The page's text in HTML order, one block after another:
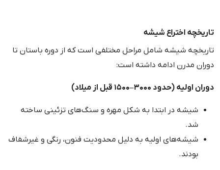
تاریخچه اختراع شیشه
تاریخچه شیشه شامل مراحل مختلفی است که از دوره باستان تا
دوران مدرن ادامه داشته است:
دوران اولیه (حدود ۳۰۰۰–۱۵۰۰ قبل از میلاد)
شیشه در ابتدا به شکل مهره و سنگ‌های تزئینی ساخته
شد.
شیشه‌های اولیه به دلیل محدودیت فنون، رنگی و غیرشفاف
بودند.